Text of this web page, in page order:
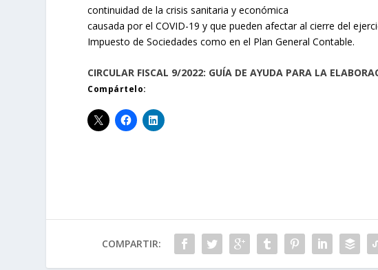
continuidad de la crisis sanitaria y económica
causada por el COVID-19 y que pueden afectar al cierre del
Impuesto de Sociedades como en el Plan General Contable.
CIRCULAR FISCAL 9/2022: GUÍA DE AYUDA PARA LA
Compártelo:
COMPARTIR: